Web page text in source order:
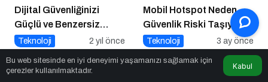
Dijital Güvenliğinizi
Güçlü ve Benzersiz
Parolalarla Koruyun!
Teknoloji 2 yıl önce
Mobil Hotspot Neden
Güvenlik Riski Taşıyor?
Teknoloji 3 ay önce
Bu web sitesinde en iyi deneyimi yaşamanızı sağlamak için
çerezler kullanılmaktadır.
Kabul